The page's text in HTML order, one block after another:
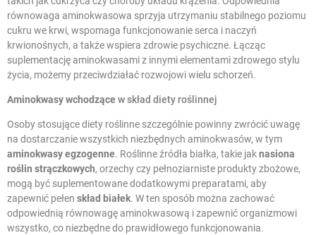
równowaga aminokwasowa sprzyja utrzymaniu stabilnego poziomu
cukru we krwi, wspomaga funkcjonowanie serca i naczyń
krwionośnych, a także wspiera zdrowie psychiczne. Łącząc
suplementację aminokwasami z innymi elementami zdrowego stylu
życia, możemy przeciwdziałać rozwojowi wielu schorzeń.
Aminokwasy wchodzącew skład diety roślinnej
Osoby stosujące diety roślinne szczególnie powinny zwrócić uwagę
na dostarczanie wszystkich niezbędnych aminokwasów, w tym
aminokwasy egzogenne. Roślinne źródła białka, takie jaknasiona
roślin strączkowych, orzechy czy pełnoziarniste produkty zbożowe,
mogą być suplementowane dodatkowymi preparatami, aby
zapewnić pełen skład białek. W ten sposób można zachować
odpowiednią równowagę aminokwasową i zapewnić organizmowi
wszystko, co niezbędne do prawidłowego funkcjonowania.